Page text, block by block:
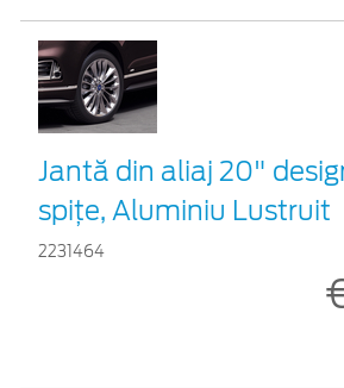
Jantă din aliaj 20"
spițe, Aluminiu Lustruit
2231464